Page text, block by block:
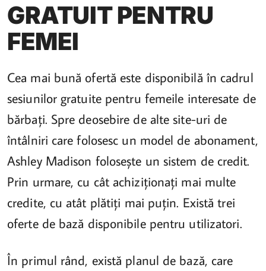
GRATUIT PENTRU
FEMEI
Cea mai bună ofertă este disponibilă în cadrul
sesiunilor gratuite pentru femeile interesate de
bărbați. Spre deosebire de alte site-uri de
întâlniri care folosesc un model de abonament,
Ashley Madison folosește un sistem de credit.
Prin urmare, cu cât achiziționați mai multe
credite, cu atât plătiți mai puțin. Există trei
oferte de bază disponibile pentru utilizatori.
În primul rând, există planul de bază, care